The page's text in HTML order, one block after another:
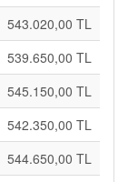
543.020,00 TL
539.650,00 TL
545.150,00 TL
542.350,00 TL
544.650,00 TL